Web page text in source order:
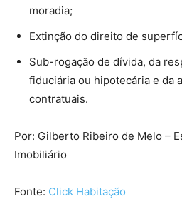
moradia;
Extinção do direito de
Sub-rogação de dívida, da
fiduciária ou hipotecária e da
contratuais.
Por: Gilberto Ribeiro de Melo –
Imobiliário
Fonte: Click Habitação